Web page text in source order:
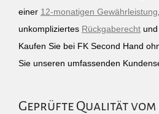
einer 12-monatigen Gewährleistung
unkompliziertes Rückgaberecht und
Kaufen Sie bei FK Second Hand
Sie unseren umfassenden
Geprüfte Qualität vom